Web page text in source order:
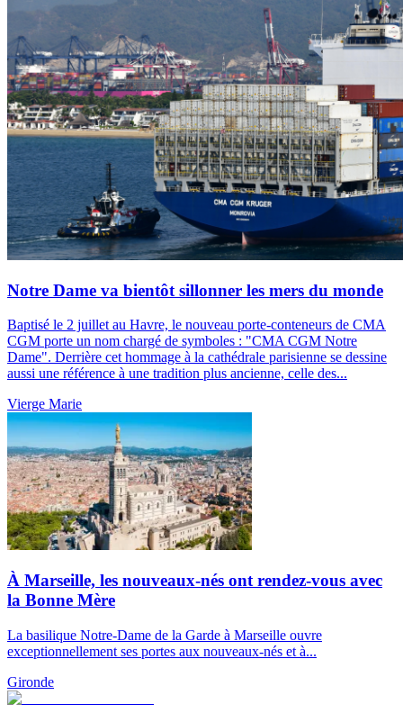
Notre Dame va bientôt sillonner les mers du monde
Baptisé le 2 juillet au Havre, le nouveau porte-conteneurs de CMA
CGM porte un nom chargé de symboles : "CMA CGM Notre
Dame". Derrière cet hommage à la cathédrale parisienne se dessine
aussi une référence à une tradition plus ancienne, celle des...
Vierge Marie
À Marseille, les nouveaux-nés ont rendez-vous avec
la Bonne Mère
La basilique Notre-Dame de la Garde à Marseille ouvre
exceptionnellement ses portes aux nouveaux-nés et à...
Gironde